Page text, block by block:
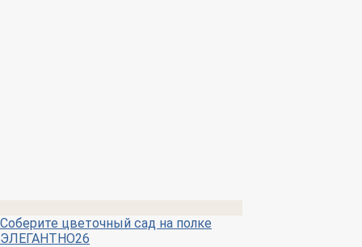
Соберите цветочный сад на полке
ЭЛЕГАНТНО26